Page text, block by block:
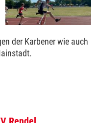
der Karbener wie auch